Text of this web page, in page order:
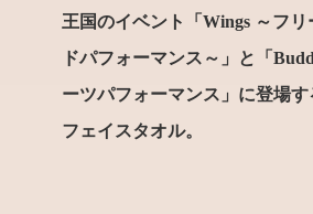
マグネット・缶バッジ
クリアファイル
王国のイベント「Wings ～フ
ドパフォーマンス～」と「
ーツパフォーマンス」に登場
フェイスタオル。